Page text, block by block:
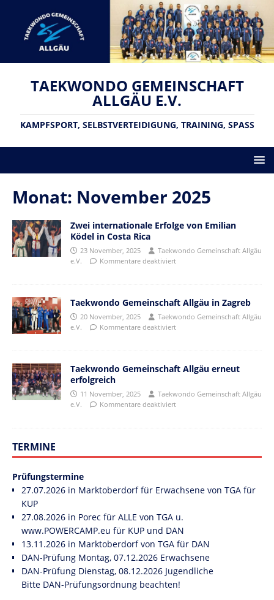
TAEKWONDO GEMEINSCHAFT
ALLGÄU E.V.
KAMPFSPORT, SELBSTVERTEIDIGUNG, TRAINING, SPASS
Monat: November 2025
Zwei internationale Erfolge von Emilian
Ködel in Costa Rica
23 November, 2025
Taekwondo Gemeinschaft Allgäu
e.V.
Kommentare deaktiviert
Taekwondo Gemeinschaft Allgäu in Zagreb
20 November, 2025
Taekwondo Gemeinschaft Allgäu
e.V.
Kommentare deaktiviert
Taekwondo Gemeinschaft Allgäu erneut
erfolgreich
11 November, 2025
Taekwondo Gemeinschaft Allgäu
e.V.
Kommentare deaktiviert
TERMINE
Prüfungstermine
27.07.2026 in Marktoberdorf für Erwachsene von TGA für
KUP
27.08.2026 in Porec für ALLE von TGA u.
www.POWERCAMP.eu für KUP und DAN
13.11.2026 in Marktoberdorf von TGA für DAN
DAN-Prüfung Montag, 07.12.2026 Erwachsene
DAN-Prüfung Dienstag, 08.12.2026 Jugendliche
Bitte DAN-Prüfungsordnung beachten!